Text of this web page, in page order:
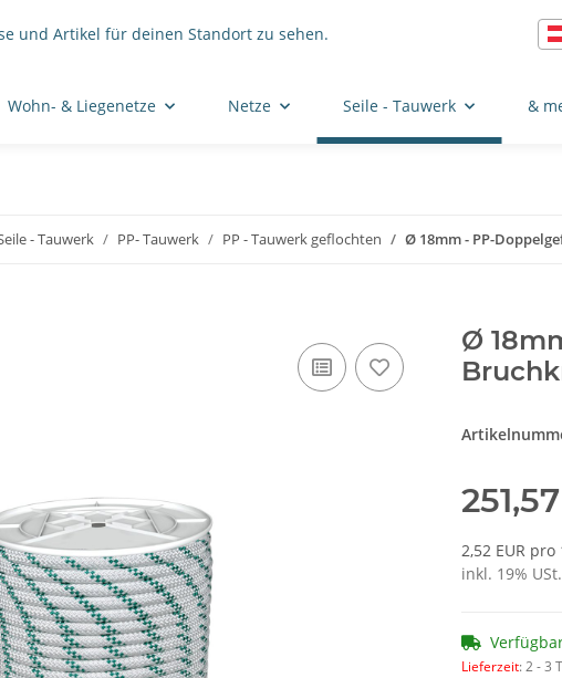
und Artikel für deinen Standort zu sehen.
Wohn- & Liegenetze Netze Seile - Tauwerk &
- Tauwerk PP- Tauwerk PP - Tauwerk geflochten Ø 18mm - PP-
Ø
2,52 EUR pro
inkl. 19%
Lieferzeit:2 - 3